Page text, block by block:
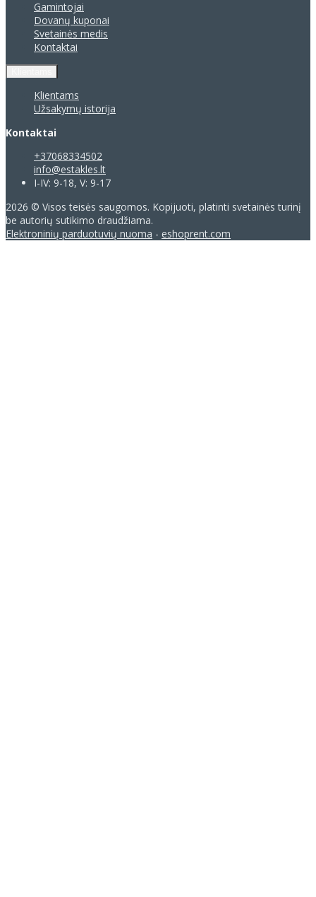
Gamintojai
Dovanų kuponai
Svetainės medis
Kontaktai
Klientams
Užsakymų istorija
Kontaktai
+37068334502
info@estakles.lt
I-IV: 9-18, V: 9-17
2026 © Visos teisės saugomos. Kopijuoti, platinti svetainės turinį
be autorių sutikimo draudžiama.
Elektroninių parduotuvių nuoma - eshoprent.com